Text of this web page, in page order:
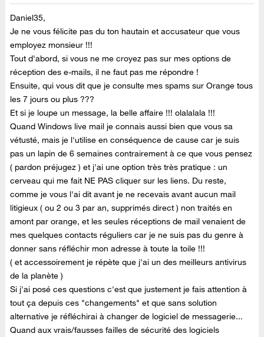
Daniel35,
Je ne vous félicite pas du ton hautain et accusateur que vous
employez monsieur !!!
Tout d'abord, si vous ne me croyez pas sur mes options de
réception des e-mails, il ne faut pas me répondre !
Ensuite, qui vous dit que je consulte mes spams sur Orange tous
les 7 jours ou plus ???
Et si je loupe un message, la belle affaire !!! olalalala !!!
Quand Windows live mail je connais aussi bien que vous sa
vétusté, mais je l'utilise en conséquence de cause car je suis
pas un lapin de 6 semaines contrairement à ce que vous pensez
( pardon préjugez ) et j'ai une option très très pratique : un
cerveau qui me fait NE PAS cliquer sur les liens. Du reste,
comme je vous l'ai dit avant je ne recevais avant aucun mail
litigieux ( ou 2 ou 3 par an, supprimés direct ) non traités en
amont par orange, et les seules réceptions de mail venaient de
mes quelques contacts réguliers car je ne suis pas du genre à
donner sans réfléchir mon adresse à toute la toile !!!
( et accessoirement je répète que j'ai un des meilleurs antivirus
de la planète )
Si j'ai posé ces questions c'est que justement je fais attention à
tout ça depuis ces "changements" et que sans solution
alternative je réfléchirai à changer de logiciel de messagerie...
Quand aux vrais/fausses failles de sécurité des logiciels